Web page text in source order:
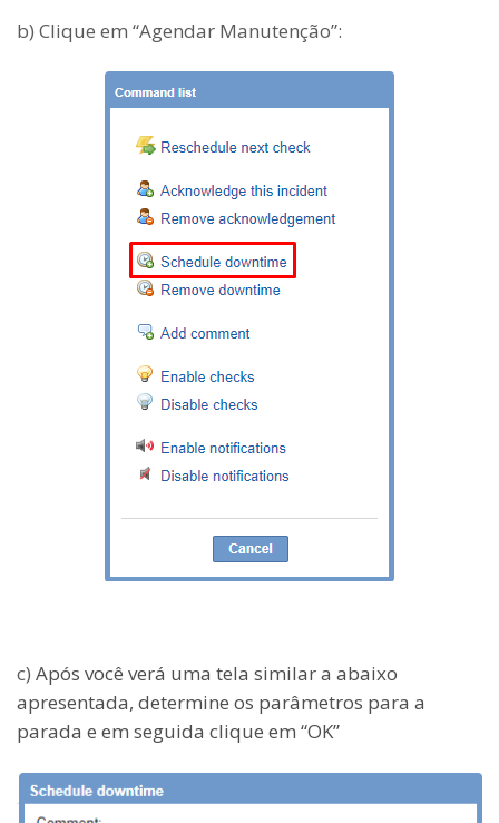
b) Clique em “Agendar Manutenção”:
c) Após você verá uma tela similar a abaixo
apresentada, determine os parâmetros para a
parada e em seguida clique em “OK”